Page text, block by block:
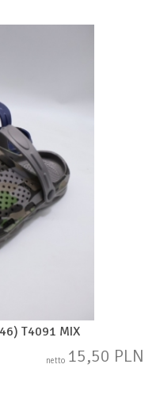
T4091 MIX
netto 15,50 PLN